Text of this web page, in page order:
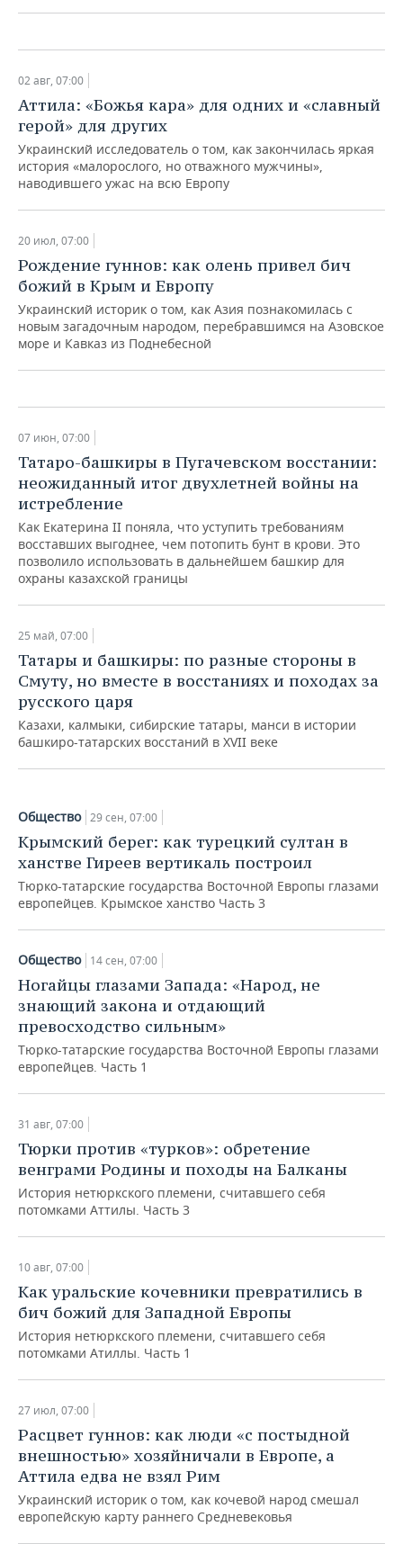
02 авг, 07:00
Аттила: «Божья кара» для одних и «славный
герой» для других
Украинский исследователь о том, как закончилась яркая
история «малорослого, но отважного мужчины»,
наводившего ужас на всю Европу
20 июл, 07:00
Рождение гуннов: как олень привел бич
божий в Крым и Европу
Украинский историк о том, как Азия познакомилась с
новым загадочным народом, перебравшимся на Азовское
море и Кавказ из Поднебесной
Из кочевников в виноделы: как
печенежская волна утонула в море
народов Запада
07 июн, 07:00
Татаро-башкиры в Пугачевском восстании:
неожиданный итог двухлетней войны на
истребление
Как Екатерина II поняла, что уступить требованиям
восставших выгоднее, чем потопить бунт в крови. Это
позволило использовать в дальнейшем башкир для
охраны казахской границы
25 май, 07:00
Татары и башкиры: по разные стороны в
Смуту, но вместе в восстаниях и походах за
русского царя
Казахи, калмыки, сибирские татары, манси в истории
башкиро-татарских восстаний в XVII веке
Финно-угорский мир и татары:
марийцы как последние защитники
Казанского ханства
10 май, 07:00
Общество 29 сен, 07:00
Крымский берег: как турецкий султан в
ханстве Гиреев вертикаль построил
Тюрко-татарские государства Восточной Европы глазами
европейцев. Крымское ханство Часть 3
Общество 14 сен, 07:00
Ногайцы глазами Запада: «Народ, не
знающий закона и отдающий
превосходство сильным»
Тюрко-татарские государства Восточной Европы глазами
европейцев. Часть 1
31 авг, 07:00
Тюрки против «турков»: обретение
венграми Родины и походы на Балканы
История нетюркского племени, считавшего себя
потомками Аттилы. Часть 3
10 авг, 07:00
Как уральские кочевники превратились в
бич божий для Западной Европы
История нетюркского племени, считавшего себя
потомками Атиллы. Часть 1
27 июл, 07:00
Расцвет гуннов: как люди «с постыдной
внешностью» хозяйничали в Европе, а
Аттила едва не взял Рим
Украинский историк о том, как кочевой народ смешал
европейскую карту раннего Средневековья